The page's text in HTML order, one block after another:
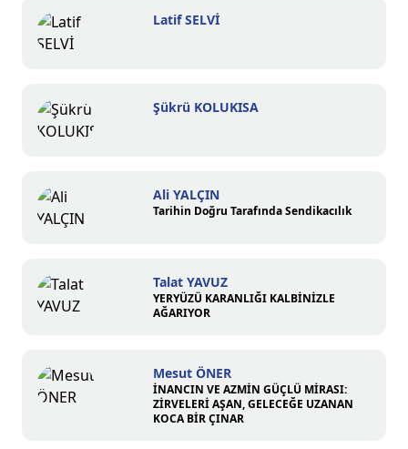
Latif SELVİ
Şükrü KOLUKISA
Ali YALÇIN
Tarihin Doğru Tarafında Sendikacılık
Talat YAVUZ
YERYÜZÜ KARANLIĞI KALBİNİZLE
AĞARIYOR
Mesut ÖNER
İNANCIN VE AZMİN GÜÇLÜ MİRASI:
ZİRVELERİ AŞAN, GELECEĞE UZANAN
KOCA BİR ÇINAR